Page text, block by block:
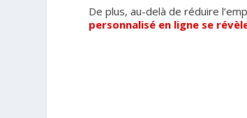
De plus, au-delà de réduire
personnalisé en ligne se